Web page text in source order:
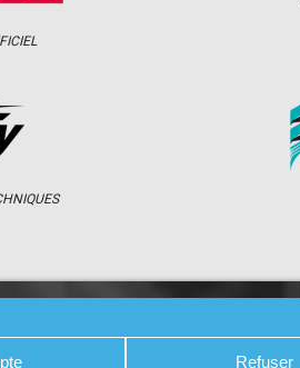
Refuser
PHOTOS / WEB TV